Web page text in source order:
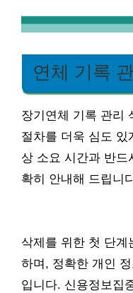
연체 기록
장기연체 기록 관리
절차를 더욱 심도 있
상 소요 시간과 반드
확히 안내해 드립니
삭제를 위한 첫 단계
하며, 정확한 개인
입니다. 신용정보집